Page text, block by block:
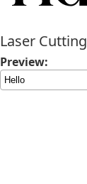
Laser Cutting
Preview: